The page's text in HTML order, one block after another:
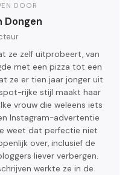
DOOR
Dongen
ze zelf uitprobeert, van
met een pizza tot een
ze er tien jaar jonger uit
rijke stijl maakt haar
vrouw die weleens iets
Instagram-advertentie
weet dat perfectie niet
over, inclusief de
liever verbergen.
werkte ze in de